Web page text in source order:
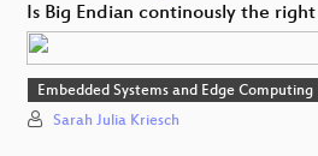
Is Big Endian continously the
Embedded Systems and Edge Computing
Sarah Julia Kriesch